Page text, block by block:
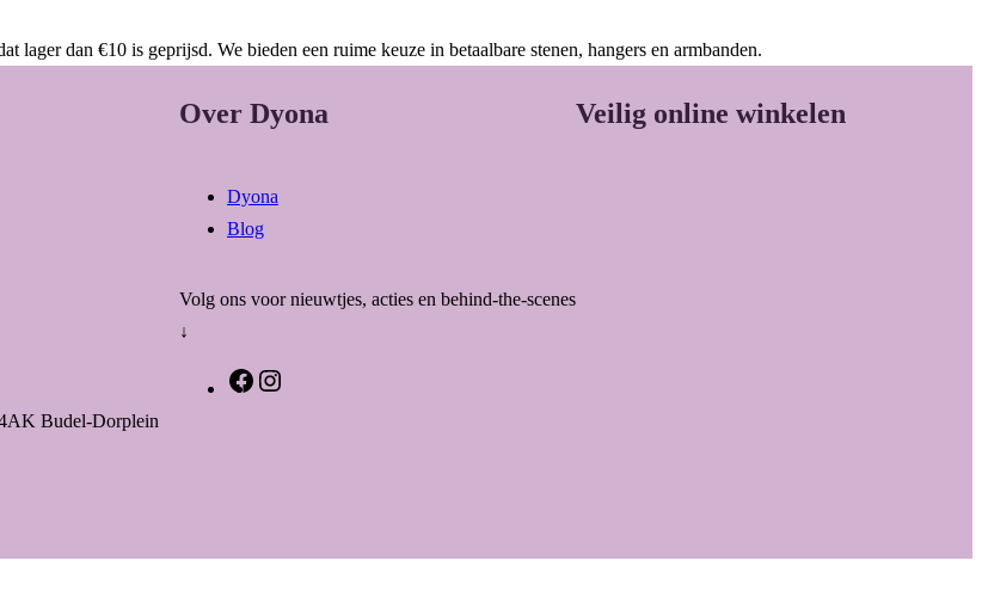
dan €10 is geprijsd. We bieden een ruime keuze in betaalbare stenen, hangers en armbanden.
Budel-Dorplein
Over Dyona
Dyona
Blog
Volg ons voor nieuwtjes, acties en behind-the-scenes
↓
F
Veilig online winkelen